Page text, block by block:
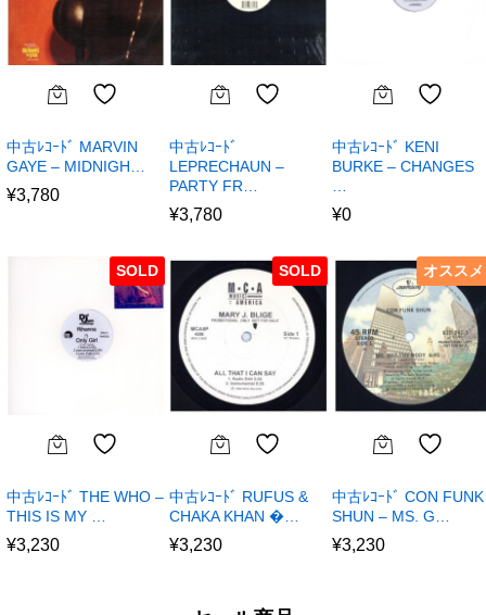
中古ﾚｺｰﾄﾞ MARVIN
GAYE – MIDNIGH…
¥3,780
中古ﾚｺｰﾄﾞ
LEPRECHAUN –
PARTY FR…
¥3,780
中古ﾚｺｰﾄﾞ KENI
BURKE – CHANGES
¥0
SOLD
中古ﾚｺｰﾄﾞ THE WHO –
THIS IS MY …
¥3,230
SOLD
中古ﾚｺｰﾄﾞ RUFUS &
CHAKA KHAN �…
¥3,230
オススメ
中古ﾚｺｰﾄﾞ CON FUNK
SHUN – MS. G…
¥3,230